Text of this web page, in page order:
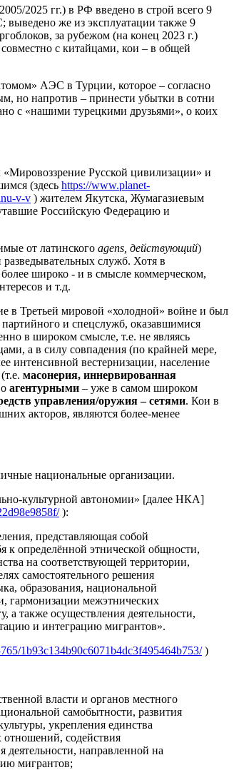
2025 гг.) в РФ введено в строй всего 9
выведено же из эксплуатации также 9
за рубежом (на конец 2023 г.)
с китайцами, кои – в общей
АЭС в Турции, которое – согласно
но напротив – принести убытки в сотни
с «нашими турецкими друзьями», о коих
Русской цивилизации» и
(здесь https://www.planet-
v-v ) жителем Якутска, Жумагазиевым
Российскую Федерацию и
от латинского agens, действующий)
служб. Хотя в
широко - и в смысле коммерческом,
и т.д.
в Третьей мировой «холодной» войне и был
партийного и спецслужб, оказавшимися
в широком смысле, т.е. не являясь
а в силу совпадения (по крайней мере,
интенсивной вестернизации, население
(т.е. масонерия, иннервированная
агентурными – уже в самом широком
управления/оружия – сетями. Кои в
акторов, являются более-менее
национальные организации.
культурной автономии» [далее НКА]
):
представляющая собой
к определённой этнической общности,
на соответствующей территории,
самостоятельного решения
образования, национальной
гармонизации межэтнических
а также осуществления деятельности,
и интеграцию мигрантов».
1b93c134b90c6071b4dc3f495464b753/)
власти и органов местного
самобытности, развития
укрепления единства
содействия
деятельности, направленной на
мигрантов;